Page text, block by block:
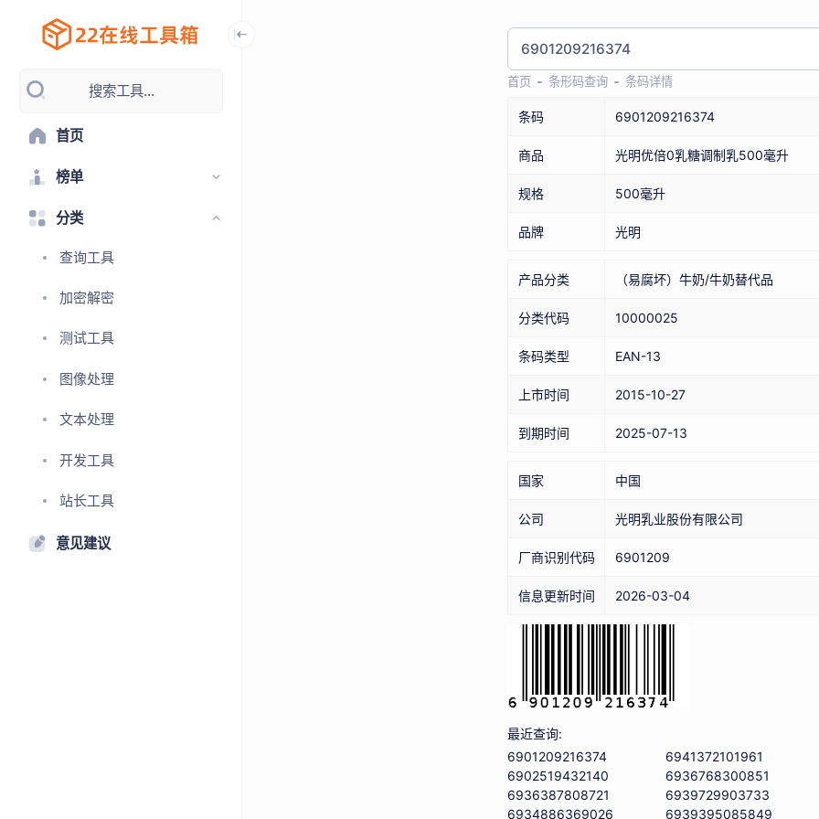
搜索工具...
首页
榜单
分类
查询工具
加密解密
测试工具
图像处理
文本处理
开发工具
站长工具
意见建议
首页 条形码查询 条码详情
条码 6901209216374
商品 光明优倍0乳糖调制乳500毫升
规格 500毫升
品牌 光明
产品分类 （易腐坏）牛奶/牛奶替代品
分类代码 10000025
条码类型 EAN-13
上市时间 2015-10-27
到期时间 2025-07-13
国家 中国
公司 光明乳业股份有限公司
厂商识别代码 6901209
信息更新时间 2026-03-04
最近查询:
6901209216374
6941372101961
6902519432140
6936768300851
6936387808721
6939729903733
6934886369026
6939395085849